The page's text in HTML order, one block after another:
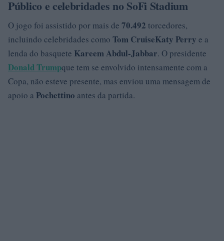
Público e celebridades no SoFi Stadium
O jogo foi assistido por mais de 70.492 torcedores,
incluindo celebridades como Tom CruiseKaty Perry e a
lenda do basquete Kareem Abdul-Jabbar. O presidente
Donald Trumpque tem se envolvido intensamente com a
Copa, não esteve presente, mas enviou uma mensagem de
apoio a Pochettino antes da partida.